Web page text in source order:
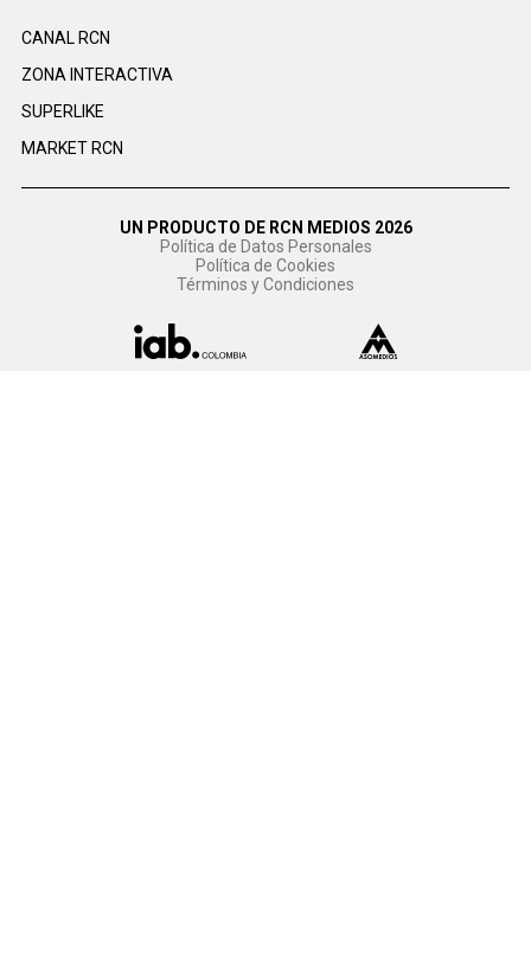
CANAL RCN
ZONA INTERACTIVA
SUPERLIKE
MARKET RCN
UN PRODUCTO DE RCN MEDIOS 2026
Política de Datos Personales
Política de Cookies
Términos y Condiciones